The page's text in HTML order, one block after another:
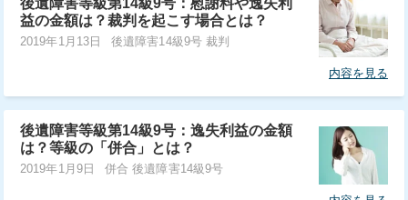
後遺障害等級第14級9号：慰謝料や逸失利
益の金額は？裁判を起こす場合とは？
2019年1月13日 後遺障害14級9号 裁判
内容を見る
後遺障害等級第14級9号：逸失利益の金額
は？等級の「併合」とは？
2019年1月9日 併合 後遺障害14級9号